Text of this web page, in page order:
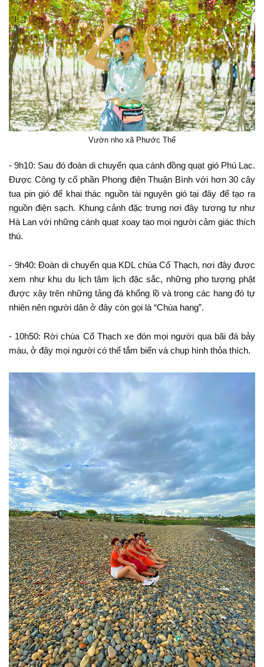
Vườn nho xã Phước Thể
- 9h10: Sau đó đoàn di chuyển qua cánh đồng quạt gió Phú Lạc.
Được Công ty cổ phần Phong điện Thuận Bình với hơn 30 cây
tua pin gió để khai thác nguồn tài nguyên gió tại đây để tạo ra
nguồn điện sạch. Khung cảnh đặc trưng nơi đây tương tự như
Hà Lan với những cánh quạt xoay tạo mọi người cảm giác thích
thú.
- 9h40: Đoàn di chuyển qua KDL chùa Cổ Thạch, nơi đây được
xem như khu du lịch tâm lịch đặc sắc, những pho tượng phật
được xây trên những tảng đá khổng lồ và trong các hang đó tự
nhiên nên người dân ở đây còn gọi là “Chùa hang”.
- 10h50: Rời chùa Cổ Thạch xe đón mọi người qua bãi đá bảy
màu, ở đây mọi người có thể tắm biển và chụp hình thỏa thích.